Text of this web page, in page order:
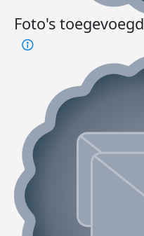
Foto's toegevoegd